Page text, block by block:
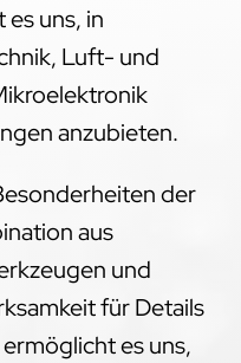
uns, in
Luft- und
anzubieten.
der
aus
und
für Details
es uns,